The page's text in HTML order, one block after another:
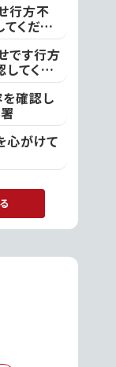
行方不
くださ
です行方
てくだ
確認し
心がけて